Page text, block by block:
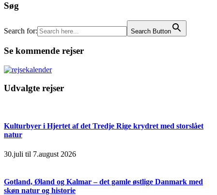
Søg
Search for: Search Button
Se kommende rejser
Udvalgte rejser
Kulturbyer i Hjertet af det Tredje Rige krydret med storslået
natur
30.juli til 7.august 2026
Gotland, Øland og Kalmar – det gamle østlige Danmark med
skøn natur og historie